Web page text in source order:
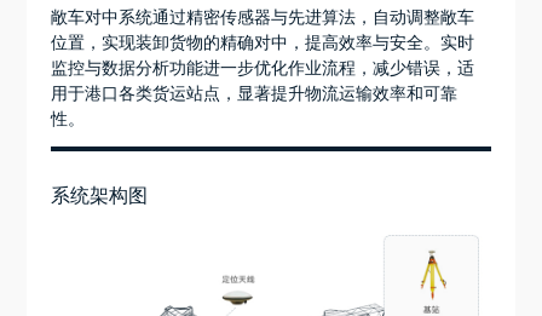
敞车对中系统通过精密传感器与先进算法，自动调整敞车
位置，实现装卸货物的精确对中，提高效率与安全。实时
监控与数据分析功能进一步优化作业流程，减少错误，适
用于港口各类货运站点，显著提升物流运输效率和可靠
性。
系统架构图